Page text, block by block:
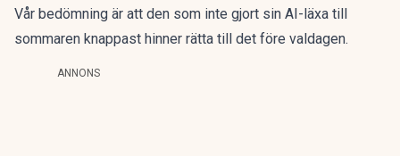
Vår bedömning är att den som inte gjort sin AI-läxa till
sommaren knappast hinner rätta till det före valdagen.
ANNONS